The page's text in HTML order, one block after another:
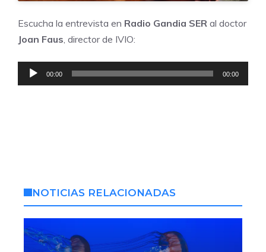
Escucha la entrevista en Radio Gandia SER al doctor
Joan Faus , director de IVIO:
Reproductor
de
00:00 00:00
NOTICIAS RELACIONADAS